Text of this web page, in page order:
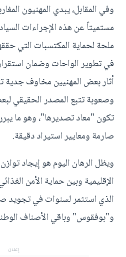
وفي المقابل، يبدي المهنيون
مستميتاً عن هذه الإجراءات
ملحة لحماية المكتسبات التي
في تطوير الواحات وضمان استقرار
أثار بعض المهنيين مخاوف جدية
وصعوبة تتبع المصدر الحقيقي
تكون "معاد تصديرها"، وهو ما
صارمة ومعايير استيراد دقيقة.
ويظل الرهان اليوم هو إيجاد توازن
الإقليمية وبين حماية الأمن
الذي استثمر لسنوات في تجويد
و"بوفقوس" وباقي الأصناف
إعلان